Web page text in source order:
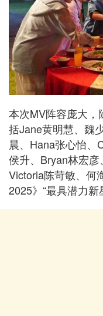
本次MV阵容庞大
括Jane黄明慧、魏
晨、Hana张心怡、
侯升、Bryan林宏彦
Victoria陈苛敏、何
2025》“最具潜力新